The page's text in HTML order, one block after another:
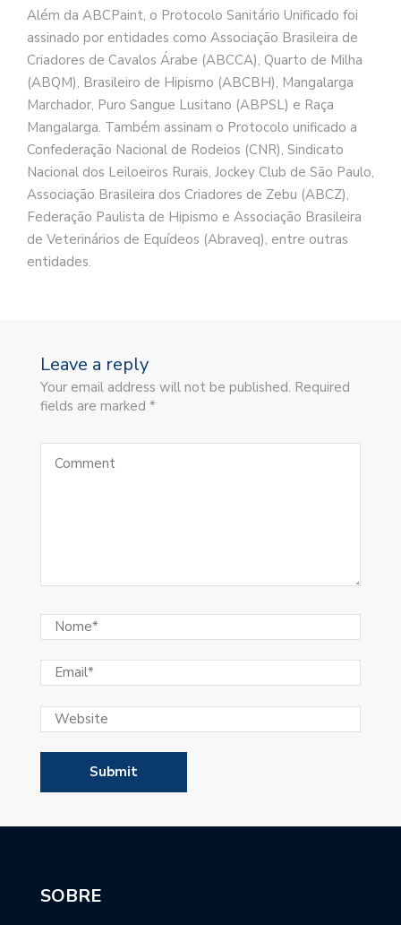
Além da ABCPaint, o Protocolo Sanitário Unificado foi
assinado por entidades como Associação Brasileira de
Criadores de Cavalos Árabe (ABCCA), Quarto de Milha
(ABQM), Brasileiro de Hipismo (ABCBH), Mangalarga
Marchador, Puro Sangue Lusitano (ABPSL) e Raça
Mangalarga. Também assinam o Protocolo unificado a
Confederação Nacional de Rodeios (CNR), Sindicato
Nacional dos Leiloeiros Rurais, Jockey Club de São Paulo,
Associação Brasileira dos Criadores de Zebu (ABCZ),
Federação Paulista de Hipismo e Associação Brasileira
de Veterinários de Equídeos (Abraveq), entre outras
entidades.
Leave a reply
Your email address will not be published. Required
fields are marked *
SOBRE